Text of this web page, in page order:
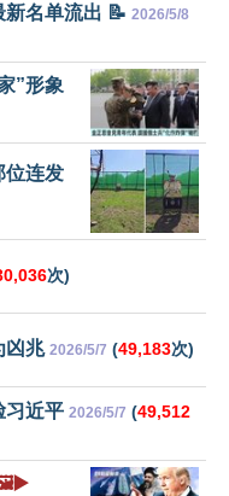
名单流出 📝 2026/5/8
”形象
位连发
次)
凶兆 2026/5/7 (49,183次)
习近平 2026/5/7 (49,512